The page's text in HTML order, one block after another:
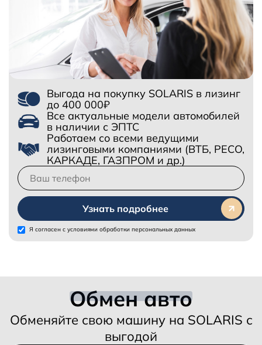
Выгода на покупку SOLARIS в лизинг
до 400 000₽
Все актуальные модели автомобилей
в наличии с ЭПТС
Работаем со всеми ведущими
лизинговыми компаниями (ВТБ, РЕСО,
КАРКАДЕ, ГАЗПРОМ и др.)
Узнать подробнее
Я согласен с условиями обработки персональных данных
Обмен авто
Обменяйте свою машину на SOLARIS с
выгодой